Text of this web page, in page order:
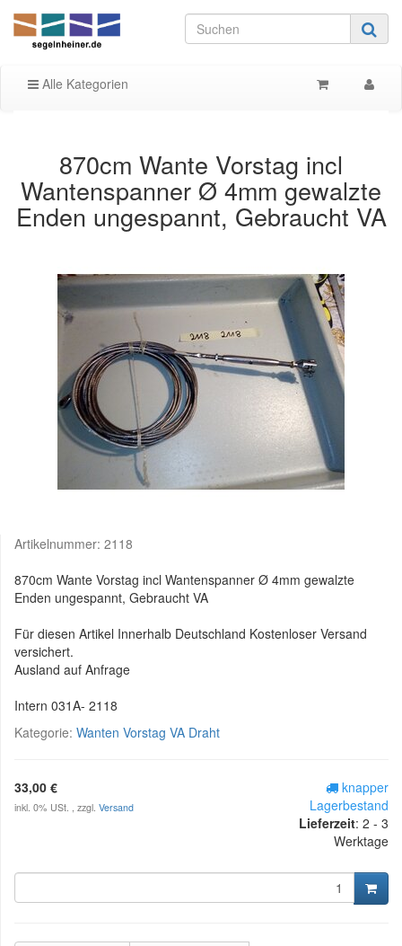
Alle Kategorien
870cm Wante Vorstag incl
Wantenspanner Ø 4mm gewalzte
Enden ungespannt, Gebraucht VA
Artikelnummer: 2118
870cm Wante Vorstag incl Wantenspanner Ø 4mm gewalzte
Enden ungespannt, Gebraucht VA
Für diesen Artikel Innerhalb Deutschland Kostenloser Versand
versichert.
Ausland auf Anfrage
Intern 031A- 2118
Kategorie: Wanten Vorstag VA Draht
33,00 €
inkl. 0% USt. , zzgl. Versand
knapper
Lagerbestand
Lieferzeit: 2 - 3
Werktage